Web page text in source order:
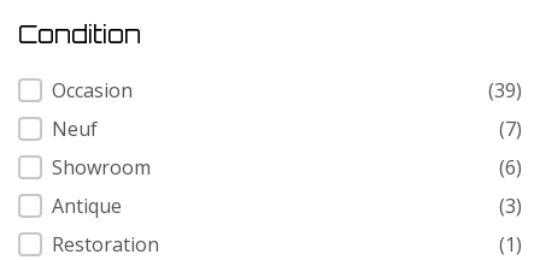
Condition
Condition
Occasion
(39)
Neuf
(7)
Showroom
(6)
Antique
(3)
Restoration
(1)